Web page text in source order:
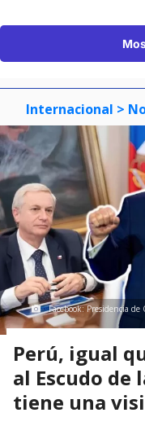
Internacional >
Facebook: Presidencia
Perú, igual
al Escudo de
tiene una